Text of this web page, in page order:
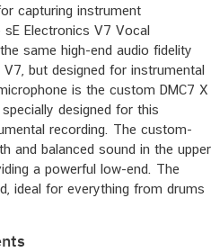
capturing instrument
Electronics V7 Vocal
same high-end audio fidelity
but designed for instrumental
is the custom DMC7 X
designed for this
recording. The custom-
and balanced sound in the upper
a powerful low-end. The
ideal for everything from drums